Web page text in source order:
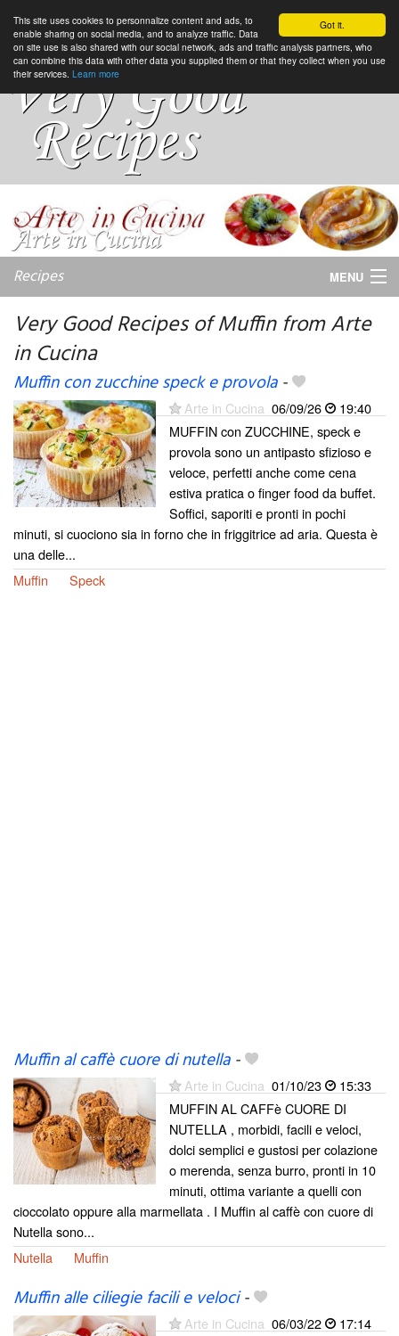
Got it.
This site uses cookies to personnalize content and ads, to
enable sharing on social media, and to analyze traffic. Data
on site use is also shared with our social network, ads and traffic analysis partners, who
can combine this data with other data you supplied them or that they collect when you use
their services. Learn more
Recipes MENU
Very Good Recipes of Muffin from Arte
in Cucina
Muffin con zucchine speck e provola-
Arte in Cucina 06/09/26
19:40
MUFFIN con ZUCCHINE, speck e
provola sono un antipasto sfizioso e
veloce, perfetti anche come cena
estiva pratica o finger food da buffet.
Soffici, saporiti e pronti in pochi
minuti, si cuociono sia in forno che in friggitrice ad aria. Questa è
una delle...
Muffin
Speck
Muffin al caffè cuore di nutella-
Arte in Cucina 01/10/23
15:33
MUFFIN AL CAFFè CUORE DI
NUTELLA , morbidi, facili e veloci,
dolci semplici e gustosi per colazione
o merenda, senza burro, pronti in 10
minuti, ottima variante a quelli con
cioccolato oppure alla marmellata . I Muffin al caffè con cuore di
Nutella sono...
Nutella
Muffin
Muffin alle ciliegie facili e veloci-
Arte in Cucina 06/03/22
17:14